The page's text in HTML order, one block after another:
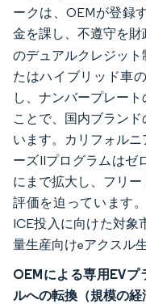
ークは、OEMが登録
金を課し、不遵守を
のデュアルクレジット
たはハイブリッド車
し、ナンバープレー
ことで、国内ブラン
います。カリフォル
ーズIIプログラムはゼ
にまで拡大し、フリ
評価を迫っています
ICE投入に向けた対象
量生産向けeアクスル
OEMによる専用EV
ルへの転換（規模の経